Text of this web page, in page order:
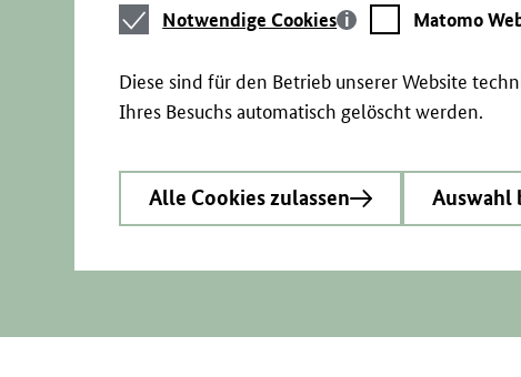
Notwendige
Cookies
Notwendige Cookies
Matomo
Webstatistik
Matomo
Diese sind für den Betrieb unserer Website
Ihres Besuchs automatisch gelöscht werden.
Alle Cookies zulassen Auswahl